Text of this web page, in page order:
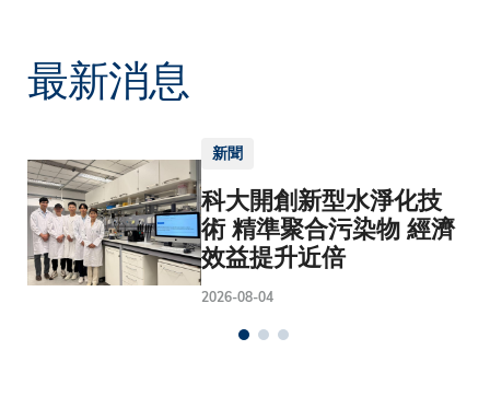
最新消息
新聞
科大開創新型水淨化技
術 精準聚合污染物 經濟
效益提升近倍
2026-08-04